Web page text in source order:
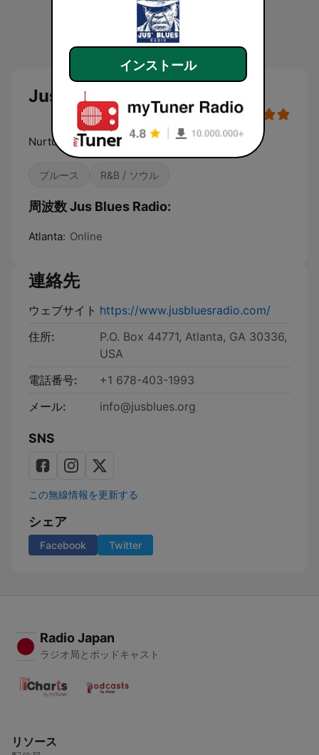
Jus Blues Radio
Nurturing the Soul of the Blues
ブルース R&B / ソウル
周波数 Jus Blues Radio:
Atlanta: Online
連絡先
ウェブサイト https://www.jusbluesradio.com/
住所:
P.O. Box 44771, Atlanta, GA 30336,
USA
電話番号:
+1 678-403-1993
メール:
info@jusblues.org
SNS
この無線情報を更新する
シェア
Facebook Twitter
Radio Japan
ラジオ局とポッドキャスト
リソース
インストール